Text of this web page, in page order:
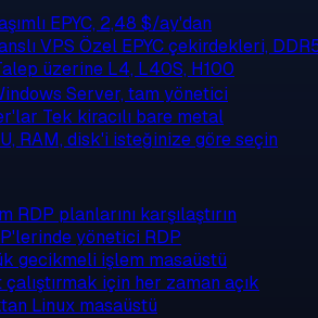
EPYC, 2,48 $/ay'dan
VPS Özel EPYC çekirdekleri,
üzerine L4, L40S, H100
Server, tam yönetici
Tek kiracılı bare metal
RAM, disk'i isteğinize göre seçin
RDP planlarını karşılaştırın
yönetici RDP
gecikmeli işlem masaüstü
çalıştırmak için her zaman açık
Linux masaüstü